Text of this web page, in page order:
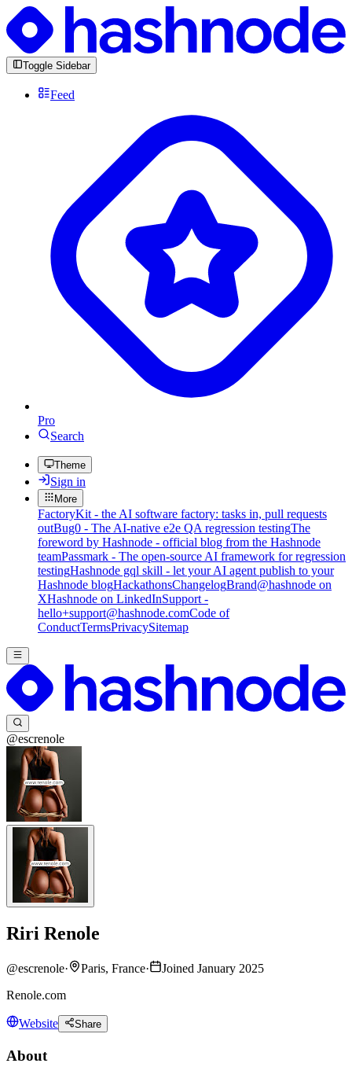
Toggle Sidebar
Feed
Pro
Search
Theme
Sign in
More
FactoryKit - the AI software factory: tasks in, pull requests
outBug0 - The AI-native e2e QA regression testingThe
foreword by Hashnode - official blog from the Hashnode
teamPassmark - The open-source AI framework for regression
testingHashnode gql skill - let your AI agent publish to your
Hashnode blogHackathonsChangelogBrand@hashnode on
XHashnode on LinkedInSupport -
hello+support@hashnode.comCode of
ConductTermsPrivacySitemap
@escrenole
Riri Renole
@escrenole· Paris, France·
Joined January 2025
Renole.com
Website Share
About